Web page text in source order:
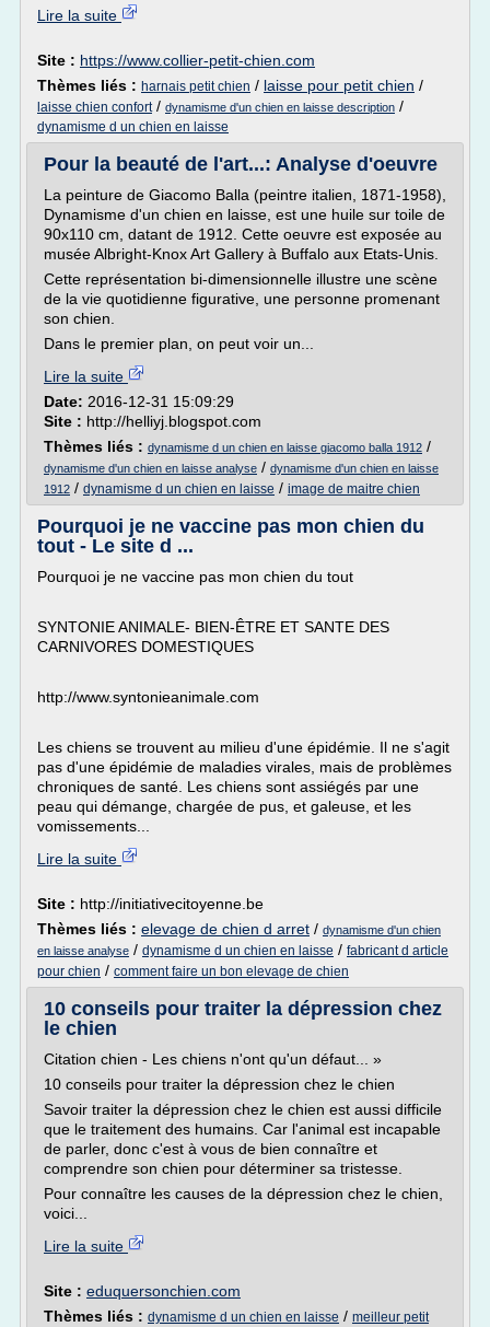
Lire la suite
Site : https://www.collier-petit-chien.com
Thèmes liés : harnais petit chien / laisse pour petit chien /
laisse chien confort/ dynamisme d'un chien en laisse description /
dynamisme d un chien en laisse
Pour la beauté de l'art...: Analyse d'oeuvre
La peinture de Giacomo Balla (peintre italien, 1871-1958),
Dynamisme d'un chien en laisse, est une huile sur toile de
90x110 cm, datant de 1912. Cette oeuvre est exposée au
musée Albright-Knox Art Gallery à Buffalo aux Etats-Unis.
Cette représentation bi-dimensionnelle illustre une scène
de la vie quotidienne figurative, une personne promenant
son chien.
Dans le premier plan, on peut voir un...
Lire la suite
Date: 2016-12-31 15:09:29
Site : http://helliyj.blogspot.com
Thèmes liés : dynamisme d un chien en laisse giacomo balla 1912 /
dynamisme d'un chien en laisse analyse / dynamisme d'un chien en laisse
1912 / dynamisme d un chien en laisse / image de maitre chien
Pourquoi je ne vaccine pas mon chien du
tout - Le site d ...
Pourquoi je ne vaccine pas mon chien du tout
SYNTONIE ANIMALE- BIEN-ÊTRE ET SANTE DES
CARNIVORES DOMESTIQUES
http://www.syntonieanimale.com
Les chiens se trouvent au milieu d'une épidémie. Il ne s'agit
pas d'une épidémie de maladies virales, mais de problèmes
chroniques de santé. Les chiens sont assiégés par une
peau qui démange, chargée de pus, et galeuse, et les
vomissements...
Lire la suite
Site : http://initiativecitoyenne.be
Thèmes liés : elevage de chien d arret / dynamisme d'un chien
en laisse analyse / dynamisme d un chien en laisse / fabricant d article
pour chien / comment faire un bon elevage de chien
10 conseils pour traiter la dépression chez
le chien
Citation chien - Les chiens n'ont qu'un défaut... »
10 conseils pour traiter la dépression chez le chien
Savoir traiter la dépression chez le chien est aussi difficile
que le traitement des humains. Car l'animal est incapable
de parler, donc c'est à vous de bien connaître et
comprendre son chien pour déterminer sa tristesse.
Pour connaître les causes de la dépression chez le chien,
voici...
Lire la suite
Site : eduquersonchien.com
Thèmes liés : dynamisme d un chien en laisse / meilleur petit